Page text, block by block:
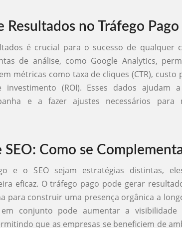
Resultados no Tráfego Pago
é crucial para o sucesso de qualquer
de análise, como Google Analytics,
métricas como taxa de cliques (CTR), custo
investimento (ROI). Esses dados ajudam
e a fazer ajustes necessários para
SEO: Como se
e o SEO sejam estratégias distintas,
eficaz. O tráfego pago pode gerar
para construir uma presença orgânica a
conjunto pode aumentar a
que as empresas se beneficiem de